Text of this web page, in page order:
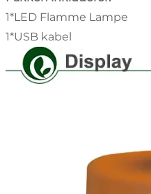
1*LED Flamme Lampe
1*USB kabel